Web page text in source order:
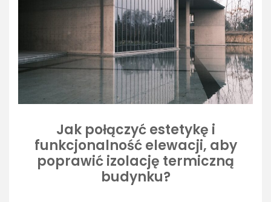
Jak połączyć estetykę i
funkcjonalność elewacji, aby
poprawić izolację termiczną
budynku?